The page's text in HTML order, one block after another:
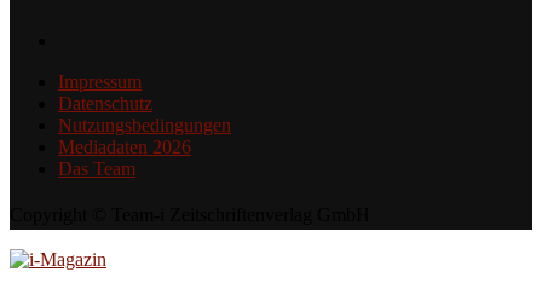
Impressum
Datenschutz
Nutzungsbedingungen
Mediadaten 2026
Das Team